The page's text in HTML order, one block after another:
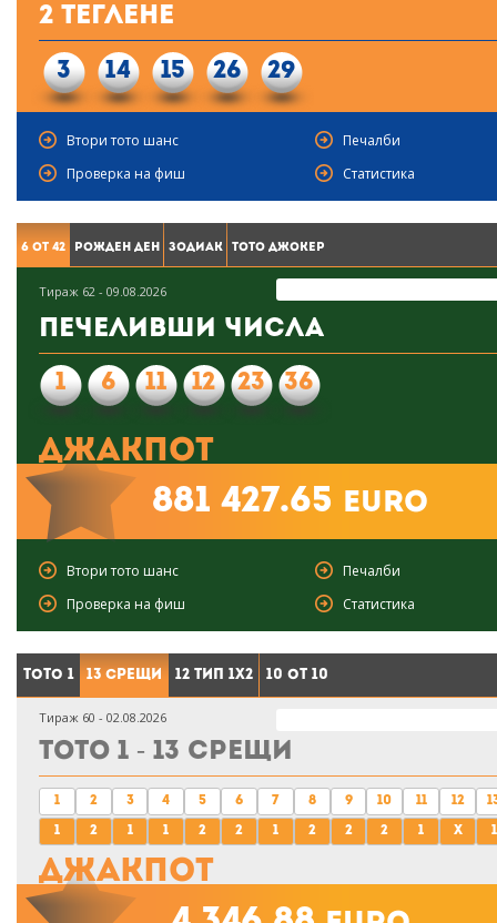
2 Теглене
3 14 15 26 29
Втори тото шанс
Печалби
Проверка на фиш
Статистика
6 от 42 Рожден ден Зодиак Тото Джокер
Тираж 62 - 09.08.2026
Печеливши числа
1 6 11 12 23 36
Джакпот
881 427.65 euro
Втори тото шанс
Печалби
Проверка на фиш
Статистика
Тото 1 13 срещи 12 тип 1X2 10 от 10
Тираж 60 - 02.08.2026
Тото 1 - 13 срещи
1
1
2
2
3
1
4
1
5
2
6
2
7
1
8
2
9
2
10
2
11
1
12
x 1
Джакпот